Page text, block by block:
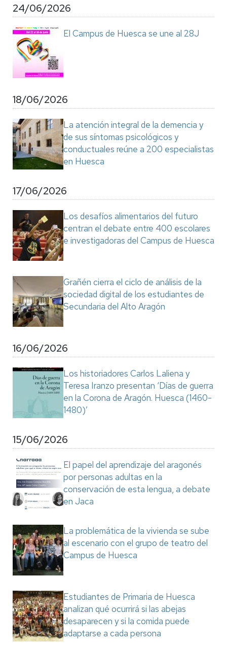
24/06/2026
El Campus de Huesca se une al 28J
18/06/2026
La atención integral de la demencia y
de sus síntomas psicológicos y
conductuales reúne a 200 especialistas
en Huesca
17/06/2026
Los desafíos alimentarios del futuro
centran el debate entre 400 escolares
e investigadoras del Campus de Huesca
Grañén cierra el ciclo de análisis de la
sociedad digital de los estudiantes de
Secundaria del Alto Aragón
16/06/2026
Los historiadores Carlos Laliena y
Teresa Iranzo presentan ‘Días de guerra
en la Corona de Aragón. Huesca (1460-
1480)’
15/06/2026
El papel del aprendizaje del aragonés
por personas adultas en la
conservación de esta lengua, a debate
en Jaca
La problemática de la vivienda se sube
al escenario con el grupo de teatro del
Campus de Huesca
Estudiantes de Primaria de Huesca
analizan qué ocurrirá si las abejas
desaparecen y si la comida puede
adaptarse a cada persona